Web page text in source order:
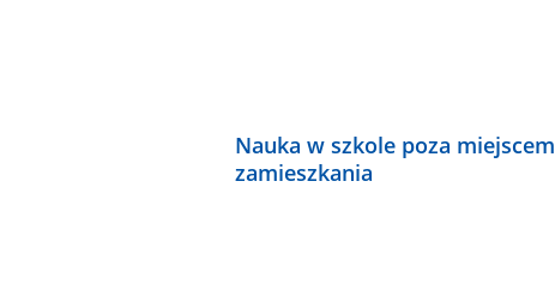
Nauka w szkole poza miejscem
zamieszkania